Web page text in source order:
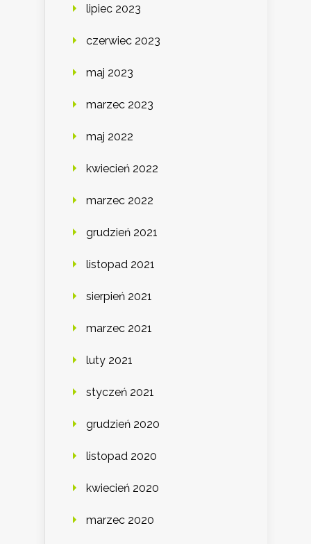
lipiec 2023
czerwiec 2023
maj 2023
marzec 2023
maj 2022
kwiecień 2022
marzec 2022
grudzień 2021
listopad 2021
sierpień 2021
marzec 2021
luty 2021
styczeń 2021
grudzień 2020
listopad 2020
kwiecień 2020
marzec 2020